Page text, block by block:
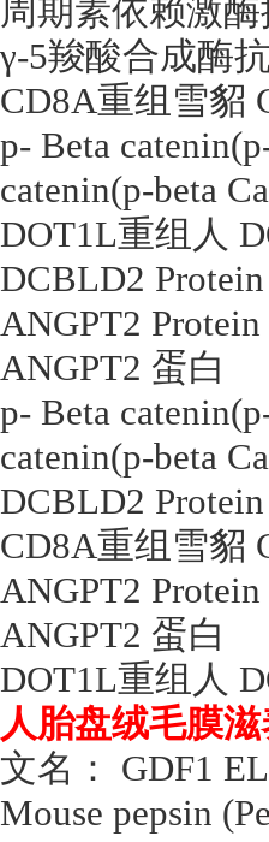
周期素依赖激酶
γ-5羧酸合成酶
CD8A重组雪貂
p- Beta
catenin(p-beta
DOT1L重组人
DCBLD2
ANGPT2 Protein
ANGPT2 蛋白
p- Beta
catenin(p-beta
DCBLD2
CD8A重组雪貂
ANGPT2 Protein
ANGPT2 蛋白
DOT1L重组人
人胎盘绒毛膜
文名：
GDF1
Mouse pepsin